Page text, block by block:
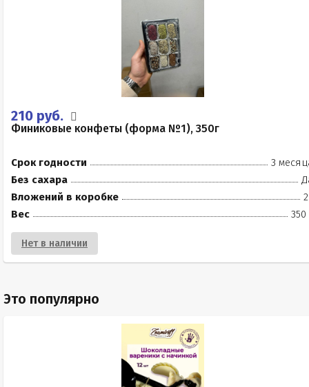
210 руб.
Финиковые конфеты (форма №1), 350г
Срок годности
3
Без сахара
Вложений в коробке
Вес
350
Нет в наличии
Это популярно